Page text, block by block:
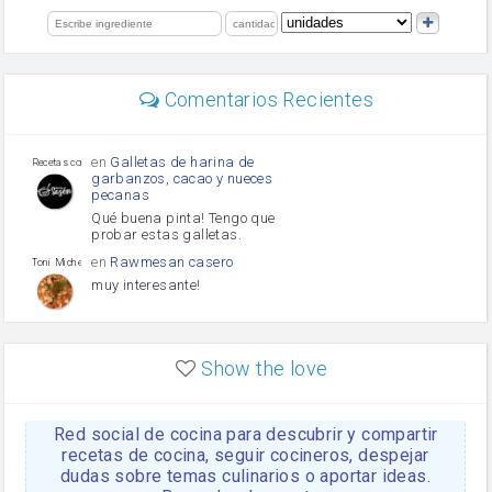
limón
Comentarios Recientes
Recetas con sazon
en Galletas de harina de
garbanzos, cacao y nueces
pecanas
Qué buena pinta! Tengo que
probar estas galletas.
Toni Michel Caubet
en Rawmesan casero
muy interesante!
enLasaña casera fácil y
HOJALDROSA TV
enGachas de la abuela
Rosa
https://youtu.be/Mz69gcVO3sI
Show the love
Red social de cocina para descubrir y compartir
recetas de cocina, seguir cocineros, despejar
dudas sobre temas culinarios o aportar ideas.